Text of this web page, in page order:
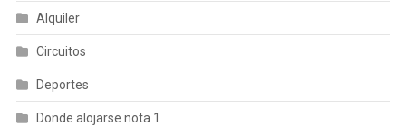
Alquiler
Circuitos
Deportes
Donde alojarse nota 1